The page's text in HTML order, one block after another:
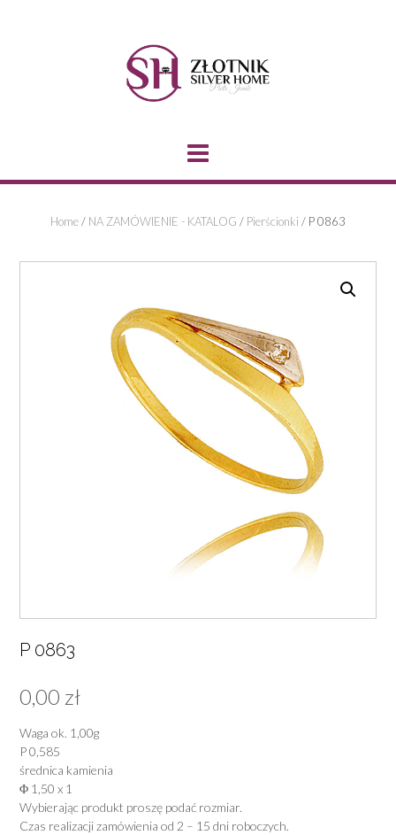
Home/ NA ZAMÓWIENIE - KATALOG / Pierścionki / P 0863
P 0863
0,00 zł
Waga ok. 1,00g
P 0,585
średnica kamienia
Φ 1,50 x 1
Wybierając produkt proszę podać rozmiar.
Czas realizacji zamówienia od 2 – 15 dni roboczych.